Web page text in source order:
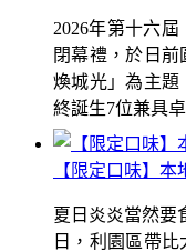
【限定口味】
夏日炎炎當然要
日，利園區帶
2026年第十六
閉幕禮，於日
煥城光」為主題
終誕生7位兼具